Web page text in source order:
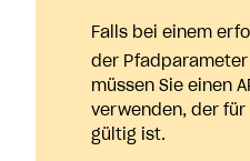
Falls bei einem
der Pfadparameter
müssen Sie einen
verwenden, der für
gültig ist.